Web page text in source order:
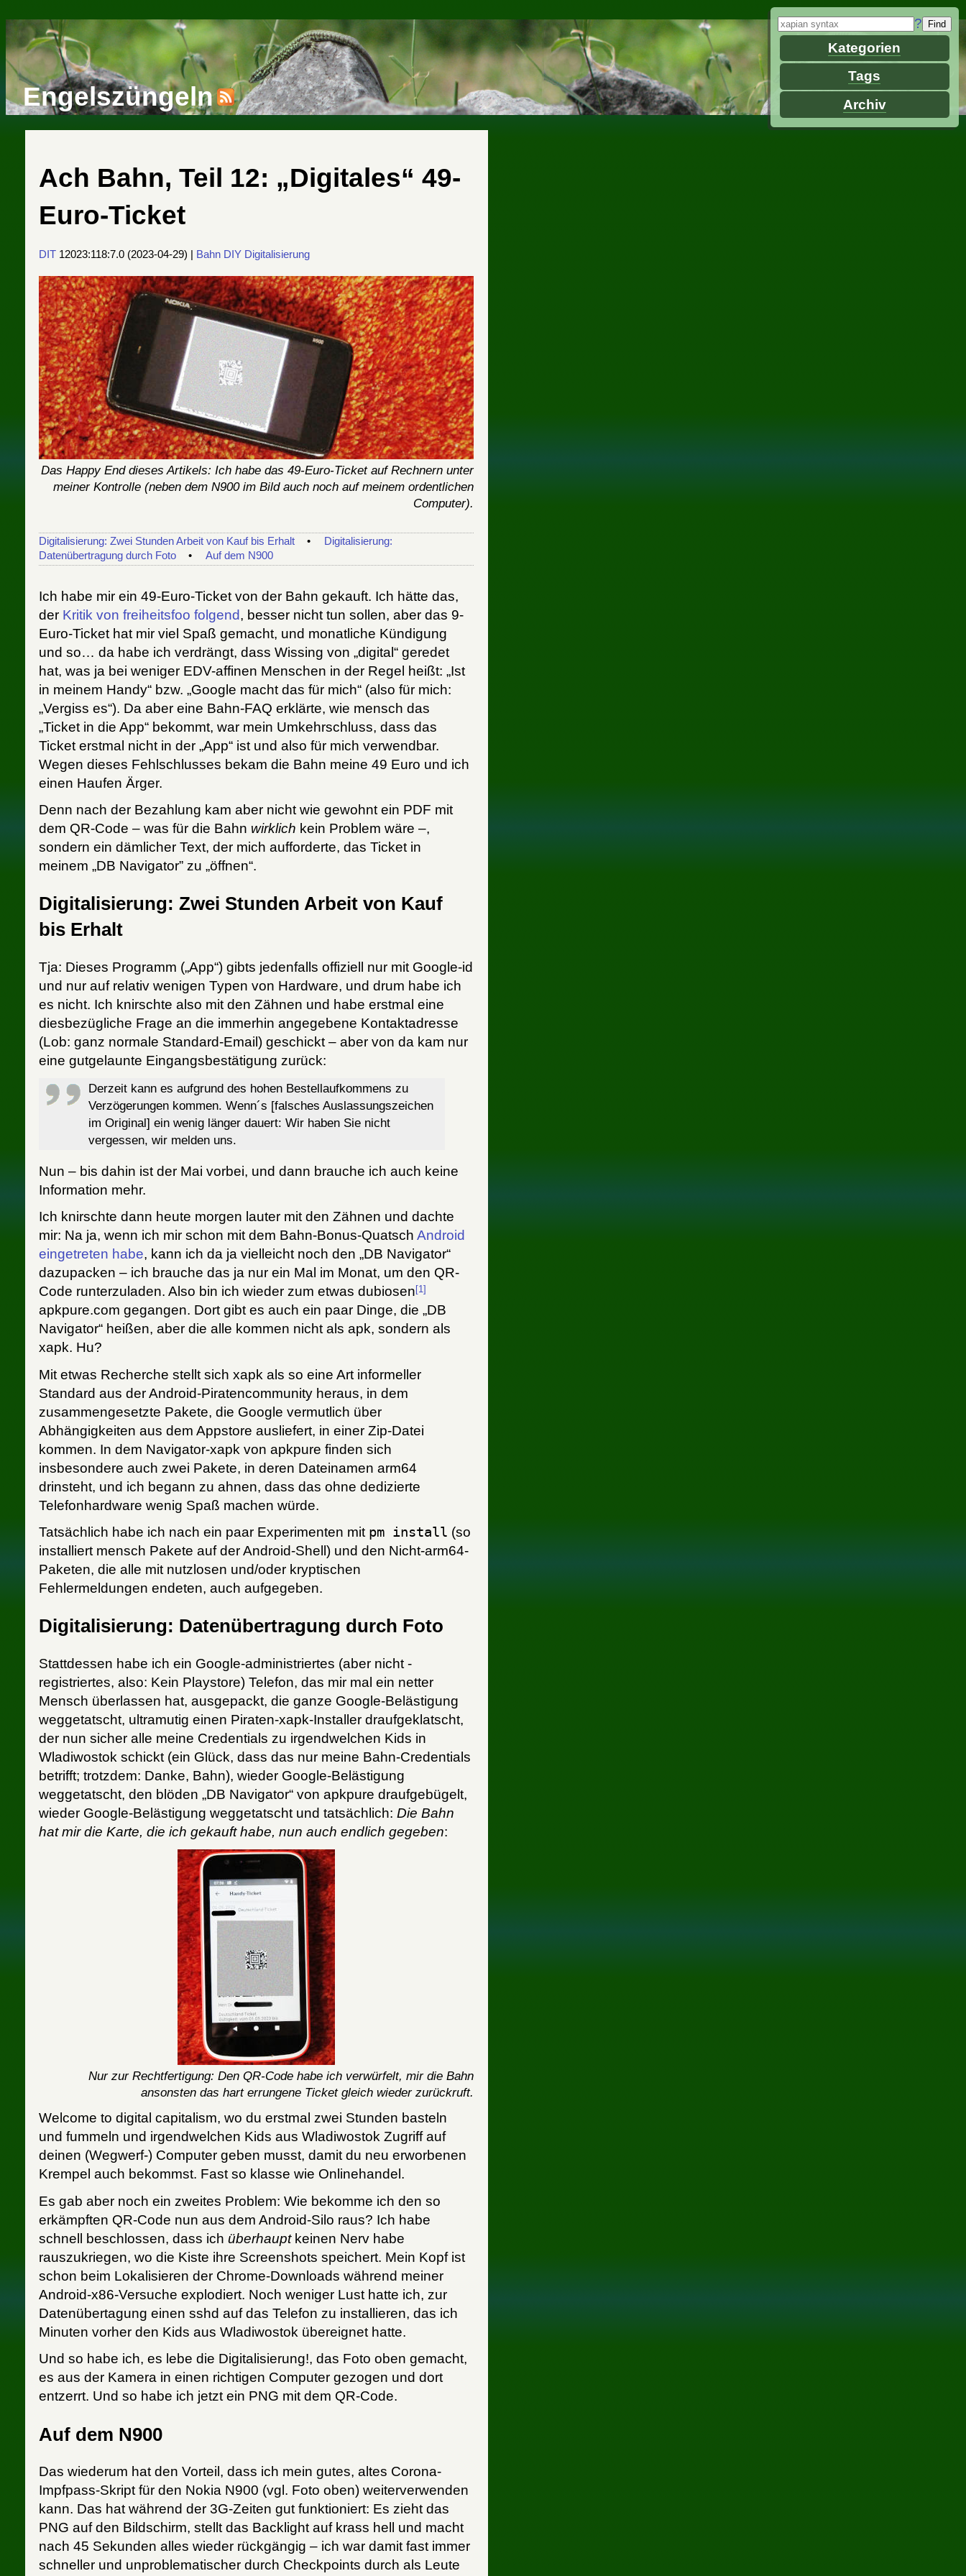
Engelszüngeln
Ach Bahn, Teil 12: „Digitales“ 49-
Euro-Ticket
DIT 12023:118:7.0 (2023-04-29) | Bahn DIY Digitalisierung
Das Happy End dieses Artikels: Ich habe das 49-Euro-Ticket auf Rechnern unter
meiner Kontrolle (neben dem N900 im Bild auch noch auf meinem ordentlichen
Computer).
Digitalisierung: Zwei Stunden Arbeit von Kauf bis Erhalt
Digitalisierung:
Datenübertragung durch Foto
Auf dem N900
Ich habe mir ein 49-Euro-Ticket von der Bahn gekauft. Ich hätte das,
der Kritik von freiheitsfoo folgend, besser nicht tun sollen, aber das 9-
Euro-Ticket hat mir viel Spaß gemacht, und monatliche Kündigung
und so… da habe ich verdrängt, dass Wissing von „digital“ geredet
hat, was ja bei weniger EDV-affinen Menschen in der Regel heißt: „Ist
in meinem Handy“ bzw. „Google macht das für mich“ (also für mich:
„Vergiss es“). Da aber eine Bahn-FAQ erklärte, wie mensch das
„Ticket in die App“ bekommt, war mein Umkehrschluss, dass das
Ticket erstmal nicht in der „App“ ist und also für mich verwendbar.
Wegen dieses Fehlschlusses bekam die Bahn meine 49 Euro und ich
einen Haufen Ärger.
Denn nach der Bezahlung kam aber nicht wie gewohnt ein PDF mit
dem QR-Code – was für die Bahn wirklich kein Problem wäre –,
sondern ein dämlicher Text, der mich aufforderte, das Ticket in
meinem „DB Navigator” zu „öffnen“.
Digitalisierung: Zwei Stunden Arbeit von Kauf
bis Erhalt
Tja: Dieses Programm („App“) gibts jedenfalls offiziell nur mit Google-id
und nur auf relativ wenigen Typen von Hardware, und drum habe ich
es nicht. Ich knirschte also mit den Zähnen und habe erstmal eine
diesbezügliche Frage an die immerhin angegebene Kontaktadresse
(Lob: ganz normale Standard-Email) geschickt – aber von da kam nur
eine gutgelaunte Eingangsbestätigung zurück:
Derzeit kann es aufgrund des hohen Bestellaufkommens zu
Verzögerungen kommen. Wenn´s [falsches Auslassungszeichen
im Original] ein wenig länger dauert: Wir haben Sie nicht
vergessen, wir melden uns.
Nun – bis dahin ist der Mai vorbei, und dann brauche ich auch keine
Information mehr.
Ich knirschte dann heute morgen lauter mit den Zähnen und dachte
mir: Na ja, wenn ich mir schon mit dem Bahn-Bonus-QuatschAndroid
eingetreten habe, kann ich da ja vielleicht noch den „DB Navigator“
dazupacken – ich brauche das ja nur ein Mal im Monat, um den QR-
Code runterzuladen. Also bin ich wieder zum etwas dubiosen [1]
apkpure.com gegangen. Dort gibt es auch ein paar Dinge, die „DB
Navigator“ heißen, aber die alle kommen nicht als apk, sondern als
xapk. Hu?
Mit etwas Recherche stellt sich xapk als so eine Art informeller
Standard aus der Android-Piratencommunity heraus, in dem
zusammengesetzte Pakete, die Google vermutlich über
Abhängigkeiten aus dem Appstore ausliefert, in einer Zip-Datei
kommen. In dem Navigator-xapk von apkpure finden sich
insbesondere auch zwei Pakete, in deren Dateinamen arm64
drinsteht, und ich begann zu ahnen, dass das ohne dedizierte
Telefonhardware wenig Spaß machen würde.
Tatsächlich habe ich nach ein paar Experimenten mit pm install (so
installiert mensch Pakete auf der Android-Shell) und den Nicht-arm64-
Paketen, die alle mit nutzlosen und/oder kryptischen
Fehlermeldungen endeten, auch aufgegeben.
Digitalisierung: Datenübertragung durch Foto
Stattdessen habe ich ein Google-administriertes (aber nicht -
registriertes, also: Kein Playstore) Telefon, das mir mal ein netter
Mensch überlassen hat, ausgepackt, die ganze Google-Belästigung
weggetatscht, ultramutig einen Piraten-xapk-Installer draufgeklatscht,
der nun sicher alle meine Credentials zu irgendwelchen Kids in
Wladiwostok schickt (ein Glück, dass das nur meine Bahn-Credentials
betrifft; trotzdem: Danke, Bahn), wieder Google-Belästigung
weggetatscht, den blöden „DB Navigator“ von apkpure draufgebügelt,
wieder Google-Belästigung weggetatscht und tatsächlich:Die Bahn
hat mir die Karte, die ich gekauft habe, nun auch endlich gegeben:
Nur zur Rechtfertigung: Den QR-Code habe ich verwürfelt, mir die Bahn
ansonsten das hart errungene Ticket gleich wieder zurückruft.
Welcome to digital capitalism, wo du erstmal zwei Stunden basteln
und fummeln und irgendwelchen Kids aus Wladiwostok Zugriff auf
deinen (Wegwerf-) Computer geben musst, damit du neu erworbenen
Krempel auch bekommst. Fast so klasse wie Onlinehandel.
Es gab aber noch ein zweites Problem: Wie bekomme ich den so
erkämpften QR-Code nun aus dem Android-Silo raus? Ich habe
schnell beschlossen, dass ichüberhauptkeinen Nerv habe
rauszukriegen, wo die Kiste ihre Screenshots speichert. Mein Kopf ist
schon beim Lokalisieren der Chrome-Downloads während meiner
Android-x86-Versuche explodiert. Noch weniger Lust hatte ich, zur
Datenübertagung einen sshd auf das Telefon zu installieren, das ich
Minuten vorher den Kids aus Wladiwostok übereignet hatte.
Und so habe ich, es lebe die Digitalisierung!, das Foto oben gemacht,
es aus der Kamera in einen richtigen Computer gezogen und dort
entzerrt. Und so habe ich jetzt ein PNG mit dem QR-Code.
Auf dem N900
Das wiederum hat den Vorteil, dass ich mein gutes, altes Corona-
Impfpass-Skript für den Nokia N900 (vgl. Foto oben) weiterverwenden
kann. Das hat während der 3G-Zeiten gut funktioniert: Es zieht das
PNG auf den Bildschirm, stellt das Backlight auf krass hell und macht
nach 45 Sekunden alles wieder rückgängig – ich war damit fast immer
schneller und unproblematischer durch Checkpoints durch als Leute
?
Kategorien
Tags
Archiv